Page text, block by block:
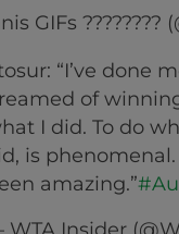
GIFs ????????
“I’ve done
of
I did. To do
is phenomenal.
amazing.”